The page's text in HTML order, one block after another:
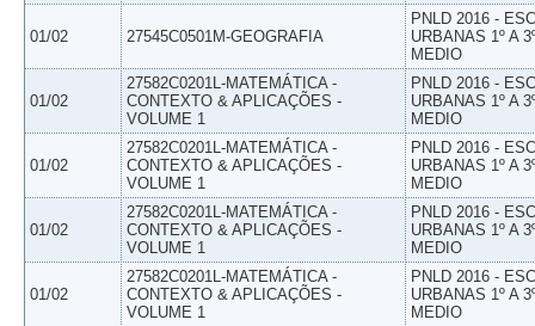
01/02 27545C0501M-GEOGRAFIA
PNLD 2016 -
URBANAS 1º A
MEDIO
01/02
27582C0201L-MATEMÁTICA -
CONTEXTO & APLICAÇÕES -
VOLUME 1
PNLD 2016 -
URBANAS 1º A
MEDIO
01/02
27582C0201L-MATEMÁTICA -
CONTEXTO & APLICAÇÕES -
VOLUME 1
PNLD 2016 -
URBANAS 1º A
MEDIO
01/02
27582C0201L-MATEMÁTICA -
CONTEXTO & APLICAÇÕES -
VOLUME 1
PNLD 2016 -
URBANAS 1º A
MEDIO
01/02
27582C0201L-MATEMÁTICA -
CONTEXTO & APLICAÇÕES -
VOLUME 1
PNLD 2016 -
URBANAS 1º A
MEDIO